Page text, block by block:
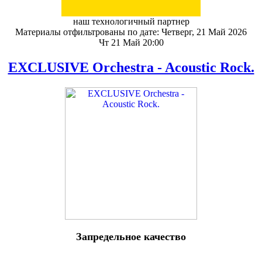
наш технологичный партнер
Материалы отфильтрованы по дате: Четверг, 21 Май 2026
Чт 21 Май 20:00
EXCLUSIVE Orchestra - Acoustic Rock.
Запредельное качество